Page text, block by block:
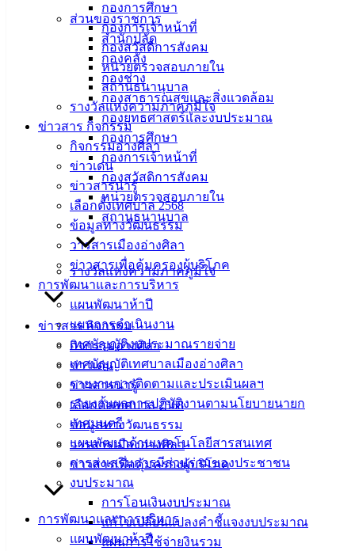
กองการศึกษา
กองการเจ้าหน้าที่
กองสวัสดิการสังคม
หน่วยตรวจสอบภายใน
สถานธนานุบาล
รางวัลแห่งความภาคภูมิใจ
ข่าวสาร กิจกรรม
กิจกรรมอ่างศิลา
ข่าวเด่น
ข่าวสารน่ารู้
เลือกตั้งเทศบาล 2568
ข้อมูลทางวัฒนธรรม
วารสารเมืองอ่างศิลา
ข่าวสารเพื่อคุ้มครองผู้บริโภค
การพัฒนาและการบริหาร
แผนพัฒนาห้าปี
แผนการดำเนินงาน
เทศบัญญัติงบประมาณรายจ่าย
เทศบัญญัติเทศบาลเมืองอ่างศิลา
รายงานการติดตามและประเมินผลฯ
รายงานผลการปฏิบัติงานตามนโยบายนายก
เทศมนตรี
แผนพัฒนาด้านเทคโนโลยีสารสนเทศ
การส่งเสริมการมีส่วนร่วมของประชาชน
งบประมาณ
การโอนเงินงบประมาณ
แก้ไขเปลี่ยนแปลงคำชี้แจงงบประมาณ
แผนการใช้จ่ายงินรวม
ส่วนของราชการ
สำนักปลัด
กองคลัง
กองช่าง
กองสาธารณสุขและสิ่งแวดล้อม
กองยุทธศาสตร์และงบประมาณ
กองการศึกษา
กองการเจ้าหน้าที่
กองสวัสดิการสังคม
หน่วยตรวจสอบภายใน
สถานธนานุบาล
รางวัลแห่งความภาคภูมิใจ
ข่าวสาร กิจกรรม
กิจกรรมอ่างศิลา
ข่าวเด่น
ข่าวสารน่ารู้
เลือกตั้งเทศบาล 2568
ข้อมูลทางวัฒนธรรม
วารสารเมืองอ่างศิลา
ข่าวสารเพื่อคุ้มครองผู้บริโภค
การพัฒนาและการบริหาร
แผนพัฒนาห้าปี
ม.3 ต.เสม็ด
อ.เมือง จ.ชลบุรี
142-100-104
บริการ
ประชาชน
ดาวน์โหลด
แบบ
ฟอร์ม,
เอกสาร
คู่มือ
สำหรับ
ประชาชน/
คู่มือการ
ปฏิบัติ
งาน
ข่าวสาร
น่ารู้
ศุนย์
ข้อมูล
ข่าวสาร
อิเล็กทรอนิกส์